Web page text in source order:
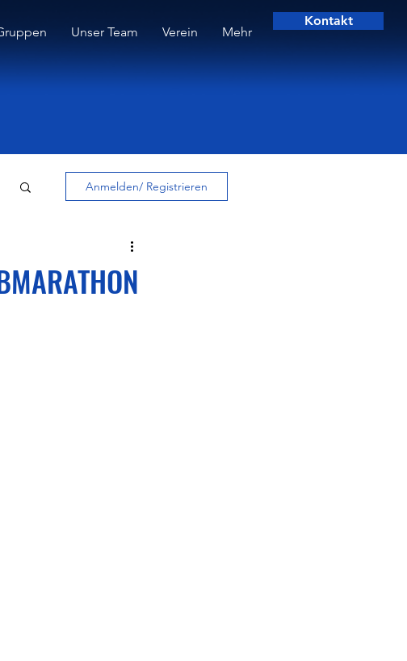
Unser Team Verein Mehr
Kontakt
Anmelden/ Registrieren